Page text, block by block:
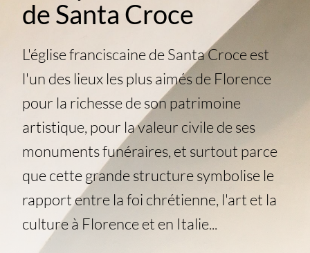
de Santa Croce
L'église franciscaine de Santa Croce est
l'un des lieux les plus aimés de Florence
pour la richesse de son patrimoine
artistique, pour la valeur civile de ses
monuments funéraires, et surtout parce
que cette grande structure symbolise le
rapport entre la foi chrétienne, l'art et la
culture à Florence et en Italie...